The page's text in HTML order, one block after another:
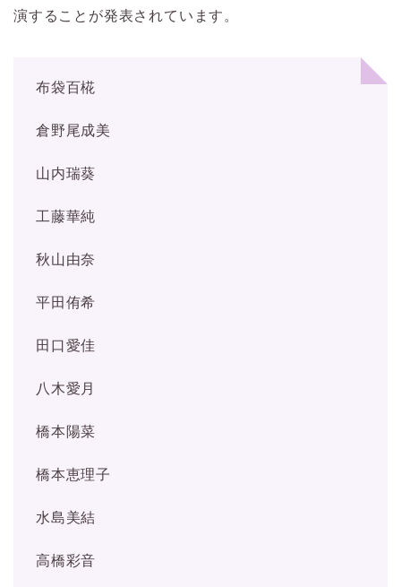
演することが発表されています。
布袋百椛
倉野尾成美
山内瑞葵
工藤華純
秋山由奈
平田侑希
田口愛佳
八木愛月
橋本陽菜
橋本恵理子
水島美結
高橋彩音